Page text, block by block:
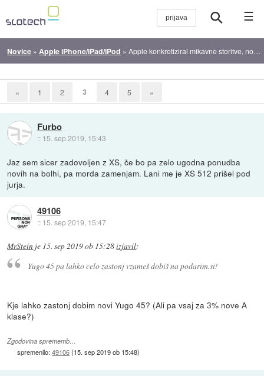
☰
Novice » Apple iPhone/iPad/iPod »Apple konkretiziral mikavne storitve, novi iPhoni stavijo na objektive
« 1 2 3 4 5 »
Furbo
:: 15. sep 2019, 15:43
Jaz sem sicer zadovoljen z XS, če bo pa zelo ugodna ponudba
novih na bolhi, pa morda zamenjam. Lani me je XS 512 prišel pod
jurja.
49106
:: 15. sep 2019, 15:47
MrStein je 15. sep 2019 ob 15:28izjavil:
Yugo 45 pa lahko celo zastonj vzameš dobiš na podarim.si!
Kje lahko zastonj dobim novi Yugo 45? (Ali pa vsaj za 3% nove A
klase?)
Zgodovina sprememb…
spremenilo:49106(15. sep 2019 ob 15:48)